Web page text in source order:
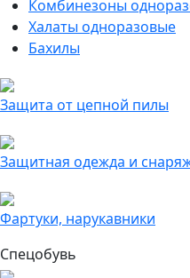
Комбинезоны
Халаты одноразовые
Бахилы
Защита от цепной пилы
Защитная одежда и
Фартуки, нарукавники
Спецобувь